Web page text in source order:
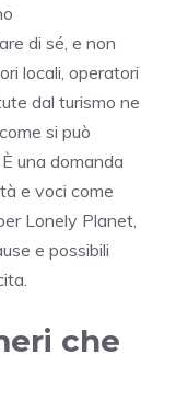
di sé, e non
locali, operatori
dal turismo ne
si può
una domanda
e voci come
Lonely Planet,
e possibili
che